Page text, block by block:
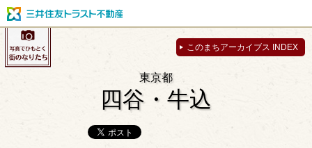
このまちアーカイブス INDEX
東京都
四谷・牛込